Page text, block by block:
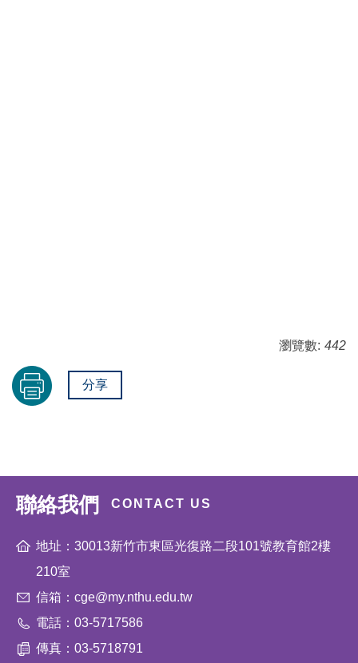
瀏覽數: 442
分享
聯絡我們 CONTACT US
地址：30013新竹市東區光復路二段101號教育館2樓
210室
信箱：cge@my.nthu.edu.tw
電話：03-5717586
傳真：03-5718791